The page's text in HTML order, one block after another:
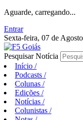
Aguarde, carregando...
Entrar
Sexta-feira, 07 de
Pesquisar Notícia
Início /
Podcasts /
Colunas /
Edições /
Notícias /
Colunistas /